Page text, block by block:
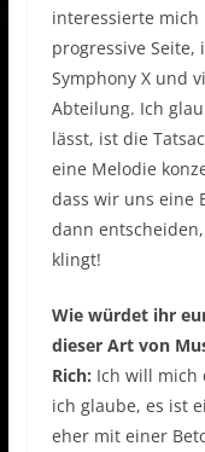
interessierte
progressive Seite,
Symphony X und
Abteilung. Ich
lässt, ist die
eine Melodie
dass wir uns eine
dann
klingt!
Wie würdet ihr
dieser Art von
Rich: Ich will mich
ich glaube, es ist
eher mit einer